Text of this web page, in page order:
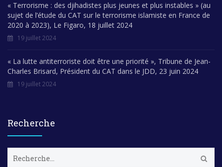
« Terrorisme : des djihadistes plus jeunes et plus instables » (au
sujet de l’étude du CAT sur le terrorisme islamiste en France de
2020 à 2023), Le Figaro, 18 juillet 2024
19 juillet 2024
« La lutte antiterroriste doit être une priorité », Tribune de Jean-
Charles Brisard, Président du CAT dans le JDD, 23 juin 2024
19 juillet 2024
Recherche